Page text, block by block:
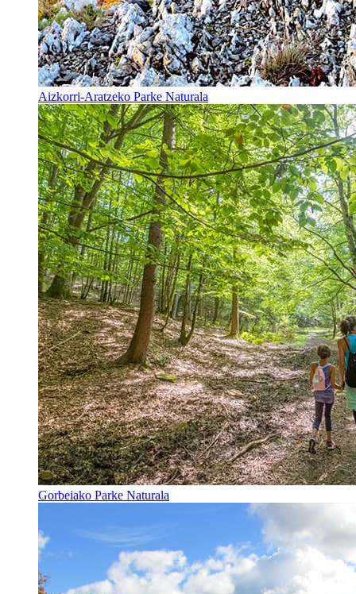
Aizkorri-Aratzeko Parke Naturala
Gorbeiako Parke Naturala